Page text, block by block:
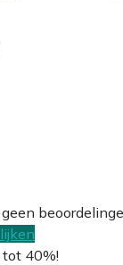
tot 40%!